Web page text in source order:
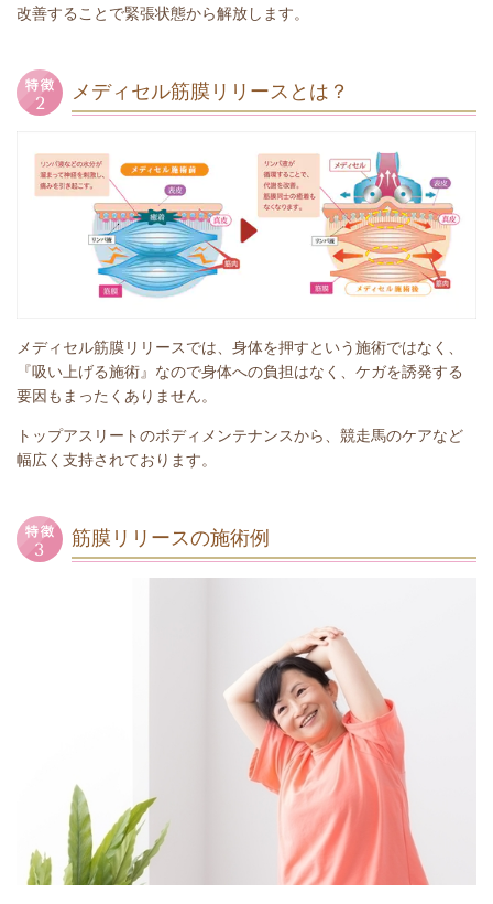
改善することで緊張状態から解放します。
メディセル筋膜リリースとは？
メディセル筋膜リリースでは、身体を押すという施術ではなく、
『吸い上げる施術』なので身体への負担はなく、ケガを誘発する
要因もまったくありません。
トップアスリートのボディメンテナンスから、競走馬のケアなど
幅広く支持されております。
筋膜リリースの施術例